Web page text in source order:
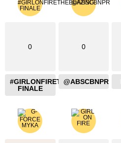
0
#GIRLONFIRETHEBLAZING
FINALE
0
@ABSCBNPR